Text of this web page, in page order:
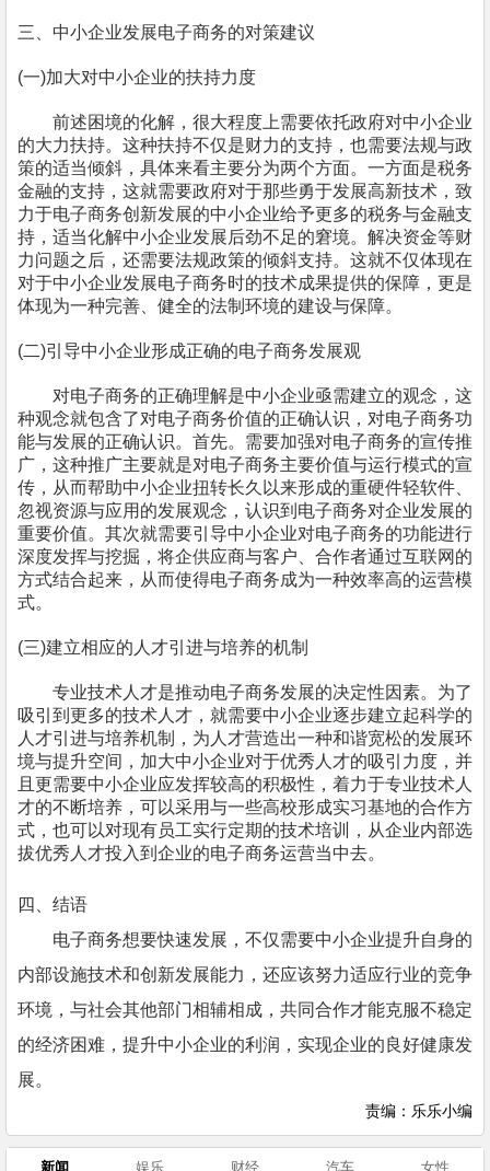
三、 中小企业发展电子商务的对策建议
(一)加大对中小企业的扶持力度
前述困境的化解 ， 很大程度上需要依托政府对中小企业
的大力扶持。这种扶持不仅是财力的支持 ， 也需要法规与政
策的适当倾斜 ， 具体来看主要分为两个方面。一方面是税务
金融的支持 ， 这就需要政府对于那些勇于发展高新技术 ， 致
力于电子商务创新发展的中小企业给予更多的税务与金融支
持 ， 适当化解中小企业发展后劲不足的窘境。解决资金等财
力问题之后 ， 还需要法规政策的倾斜支持。这就不仅体现在
对于中小企业发展电子商务时的技术成果提供的保障 ， 更是
体现为一种完善、健全的法制环境的建设与保障。
(二)引导中小企业形成正确的电子商务发展观
对电子商务的正确理解是中小企业亟需建立的观念 ， 这
种观念就包含了对电子商务价值的正确认识 ， 对电子商务功
能与发展的正确认识。首先。需要加强对电子商务的宣传推
广 ， 这种推广主要就是对电子商务主要价值与运行模式的宣
传 ， 从而帮助中小企业扭转长久以来形成的重硬件轻软件、
忽视资源与应用的发展观念 ， 认识到电子商务对企业发展的
重要价值。其次就需要引导中小企业对电子商务的功能进行
深度发挥与挖掘 ， 将企供应商与客户、合作者通过互联网的
方式结合起来 ， 从而使得电子商务成为一种效率高的运营模
式。
(三)建立相应的人才引进与培养的机制
专业技术人才是推动电子商务发展的决定性因素。为了
吸引到更多的技术人才 ， 就需要中小企业逐步建立起科学的
人才引进与培养机制
， 为人才营造出一种和谐宽松的发展环
境与提升空间 ， 加大中小企业对于优秀人才的吸引力度 ， 并
且更需要中小企业应发挥较高的积极性 ， 着力于专业技术人
才的不断培养 ， 可以采用与一些高校形成实习基地的合作方
式 ， 也可以对现有员工实行定期的技术培训 ， 从企业内部选
拔优秀人才投入到企业的电子商务运营当中去。
四、结语
电子商务想要快速发展，不仅需要中小企业提升自身的
内部设施技术和创新发展能力，还应该努力适应行业的竞争
环境，与社会其他部门相辅相成，共同合作才能克服不稳定
的经济困难，提升中小企业的利润，实现企业的良好健康发
展。
责编：乐乐小编
新闻 娱乐 财经 汽车 女性